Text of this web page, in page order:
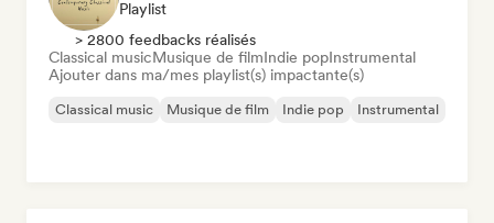
Playlist
> 2800 feedbacks réalisés
Classical musicMusique de filmIndie popInstrumental
Ajouter dans ma/mes playlist(s) impactante(s)
Classical music Musique de film Indie pop Instrumental